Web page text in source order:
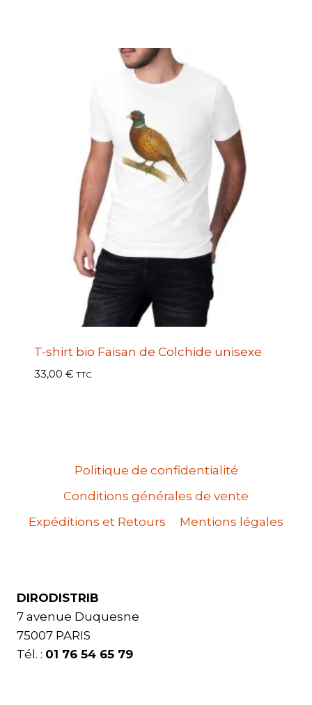
T-shirt bio Faisan de Colchide unisexe
33,00 € TTC
Politique de confidentialité
Conditions générales de vente
Expéditions et Retours
Mentions légales
DIRODISTRIB
7 avenue Duquesne
75007 PARIS
Tél. : 01 76 54 65 79